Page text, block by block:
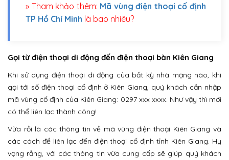
» Tham khảo thêm: Mã vùng điện thoại cố định
TP Hồ Chí Minh là bao nhiêu?
Gọi từ điện thoại di động đến điện thoại bàn Kiên Giang
Khi sử dụng điện thoại di động của bất kỳ nhà mạng nào, khi
gọi tới số điện thoại cố định ở Kiên Giang, quý khách cần nhập
mã vùng cố định của Kiên Giang: 0297 xxx xxxx. Như vậy thì mới
có thể liên lạc thành công!
Vừa rồi là các thông tin về mã vùng điện thoại Kiên Giang và
các cách để liên lạc đến điện thoại cố định tỉnh Kiên Giang. Hy
vọng rằng, với các thông tin vừa cung cấp sẽ giúp quý khách